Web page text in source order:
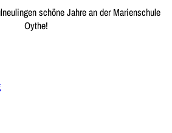
schöne Jahre an der Marienschule
Oythe!